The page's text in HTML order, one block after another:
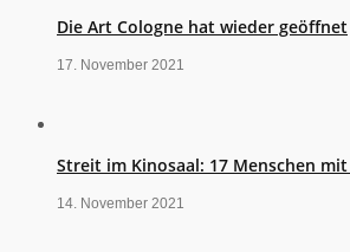
Die Art Cologne hat wieder geöffnet
17. November 2021
Streit im Kinosaal: 17 Menschen
14. November 2021